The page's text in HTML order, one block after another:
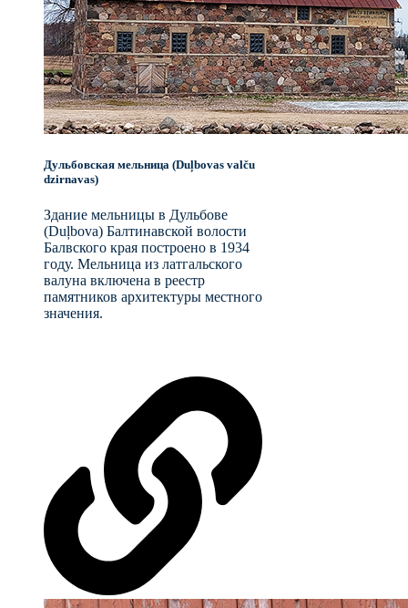
Дульбовская мельница (Duļbovas valču
dzirnavas)
Здание мельницы в Дульбове
(Duļbova) Балтинавской волости
Балвского края построено в 1934
году. Мельница из латгальского
валуна включена в реестр
памятников архитектуры местного
значения.